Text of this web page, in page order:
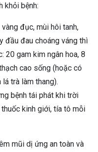
khỏi bệnh:
đục, mùi hôi tanh,
đầu đau choáng váng thì
20 gam kim ngân hoa, 8
cao sống (hoặc có
trà làm thang).
bệnh tái phát khi trời
kinh giới, tía tô mỗi
mũi dị ứng an toàn và